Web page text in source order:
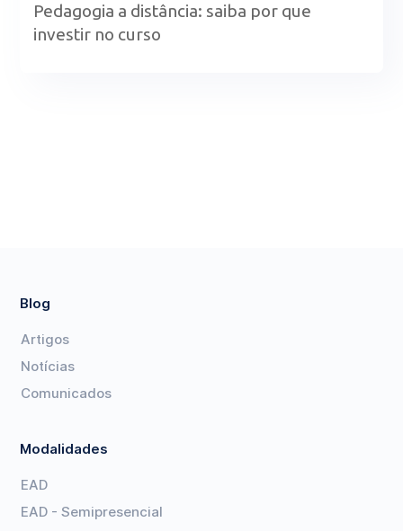
Pedagogia a distância: saiba por que
investir no curso
Blog
Artigos
Notícias
Comunicados
Modalidades
EAD
EAD - Semipresencial